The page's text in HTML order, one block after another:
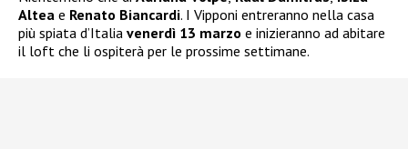
Altea e Renato Biancardi. I Vipponi entreranno nella casa
più spiata d’Italia venerdì 13 marzo e inizieranno ad abitare
il loft che li ospiterà per le prossime settimane.